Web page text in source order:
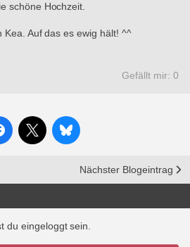
schöne Hochzeit.
Kea. Auf das es ewig hält! ^^
Gefällt mir: 0
Nächster Blogeintrag
du eingeloggt sein.